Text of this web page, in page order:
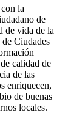
la
de
de vida de la
Ciudades
calidad de
de las
enriquecen,
de buenas
locales.